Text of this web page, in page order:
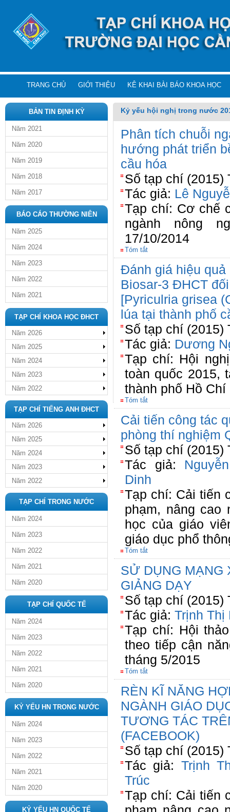
TRANG CHỦ GIỚI THIỆU KÊ KHAI BÀI BÁO KHOA HỌC
BẢN TIN ĐỊNH KỲ
Năm 2021
Năm 2020
Năm 2019
Năm 2018
Năm 2017
BÁO CÁO THƯỜNG NIÊN
Năm 2025
Năm 2024
Năm 2023
Năm 2022
Năm 2021
TẠP CHÍ KHOA HỌC ĐHCT
Năm 2026
Năm 2025
Năm 2024
Năm 2023
Năm 2022
TẠP CHÍ TIẾNG ANH ĐHCT
Năm 2026
Năm 2025
Năm 2024
Năm 2023
Năm 2022
TẠP CHÍ TRONG NƯỚC
Năm 2024
Năm 2023
Năm 2022
Năm 2021
Năm 2020
TẠP CHÍ QUỐC TẾ
Năm 2024
Năm 2023
Năm 2022
Năm 2021
Năm 2020
KỶ YẾU HN TRONG NƯỚC
Năm 2024
Năm 2023
Năm 2022
Năm 2021
Năm 2020
KỶ YẾU HN QUỐC TẾ
Kỷ yếu hội nghị trong nước
Phân tích chuỗi
hướng phát triển
cầu hóa
Số tạp chí (2015)
Tác giả: Lê
Tạp chí: Cơ chế
ngành nông
17/10/2014
Tóm tắt
Đánh giá hiệu
Biosar-3 ĐHCT
[Pyriculria grisea
lúa tại thành phố
Số tạp chí (2015)
Tác giả: Dương
Tạp chí: Hội
toàn quốc 2015,
thành phố Hồ
Tóm tắt
Cải tiến công tác
phòng thí nghiệm
Số tạp chí (2015)
Tác giả:
Dinh
Tạp chí: Cải tiến
phạm, nâng cao
học của giáo
giáo dục phổ
Tóm tắt
SỬ DỤNG MẠNG
GIẢNG DẠY
Số tạp chí (2015)
Tác giả: Trịnh Thị
Tạp chí: Hội
theo tiếp cận
tháng 5/2015
Tóm tắt
RÈN KĨ NĂNG
NGÀNH GIÁO
TƯƠNG TÁC
(FACEBOOK)
Số tạp chí (2015)
Tác giả: Trịnh
Trúc
Tạp chí: Cải tiến